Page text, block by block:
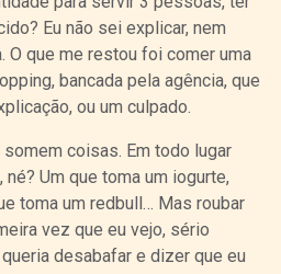
Eu não sei explicar, nem
O que me restou foi comer uma
bancada pela agência, que
ou um culpado.
coisas. Em todo lugar
Um que toma um iogurte,
toma um redbull… Mas roubar
vez que eu vejo, sério
desabafar e dizer que eu